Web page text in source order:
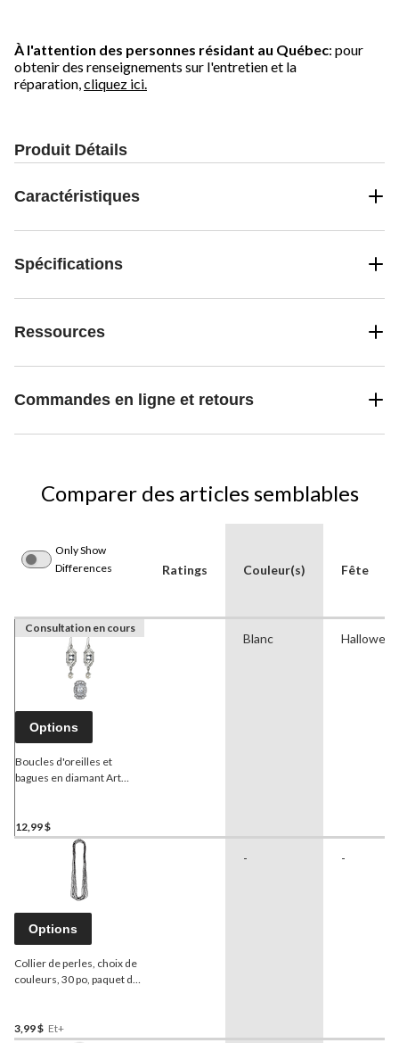
À l'attention des personnes résidant au Québec: pour
obtenir des renseignements sur l'entretien et la
réparation, cliquez ici.
Produit Détails
Caractéristiques
Spécifications
Ressources
Commandes en ligne et retours
Comparer des articles semblables
Only Show
Differences
Ratings Couleur(s) Fête
Consultation en cours
Options
Boucles d'oreilles et
bagues en diamant Art
2, accessoires de costume
à porter pour l'Halloween
12,99 $
Blanc Halloween
Options
Collier de perles, choix de
couleurs, 30 po, paquet de
3,99 $ Et+
- -